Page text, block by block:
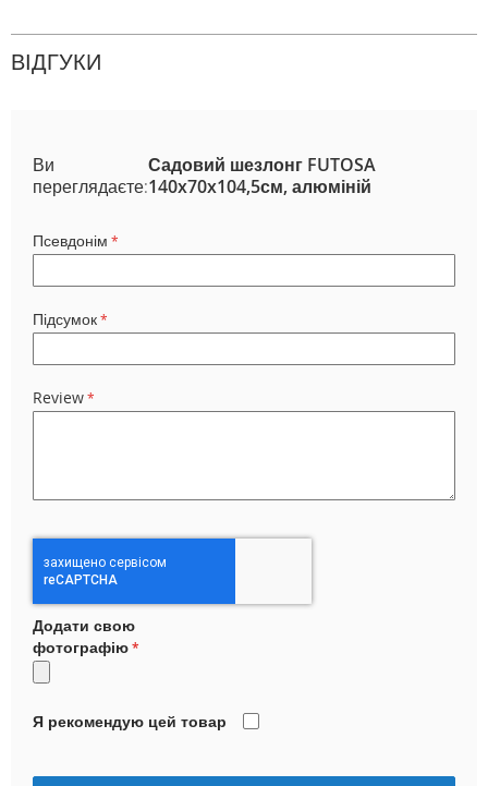
ВІДГУКИ
Ви
переглядаєте:
Садовий шезлонг FUTOSA
140x70x104,5см, алюміній
Псевдонім
Підсумок
Review
Додати свою
фотографію
Я рекомендую цей товар